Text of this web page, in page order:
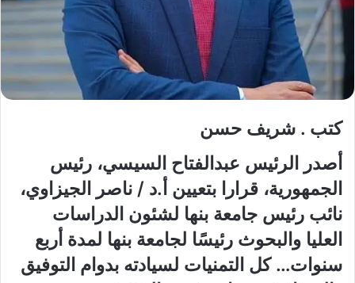
كتب . شريف حسن
أصدر الرئيس عبدالفتاح السيسي، رئيس
الجمهورية، قرارا بتعيين أ.د / ناصر الجيزاوي،
نائب رئيس جامعة بنها لشئون الدراسات
العليا والبحوث رئيسًا لجامعة بنها لمدة أربع
سنوات… كل التمنيات لسيادته بدوام التوفيق